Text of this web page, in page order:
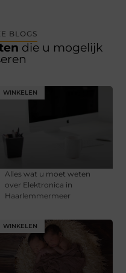
BLOGS
die u mogelijk
WINKELEN
Alles wat u moet weten
over Elektronica in
Haarlemmermeer
WINKELEN